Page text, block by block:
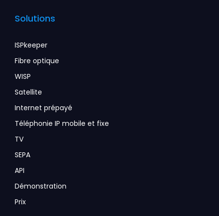
Solutions
ISPkeeper
Fibre optique
WISP
Satellite
Internet prépayé
Téléphonie IP mobile et fixe
TV
SEPA
API
Démonstration
Prix